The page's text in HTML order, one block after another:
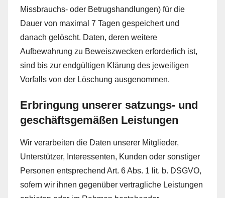
Missbrauchs- oder Betrugshandlungen) für die
Dauer von maximal 7 Tagen gespeichert und
danach gelöscht. Daten, deren weitere
Aufbewahrung zu Beweiszwecken erforderlich ist,
sind bis zur endgültigen Klärung des jeweiligen
Vorfalls von der Löschung ausgenommen.
Erbringung unserer satzungs- und
geschäftsgemäßen Leistungen
Wir verarbeiten die Daten unserer Mitglieder,
Unterstützer, Interessenten, Kunden oder sonstiger
Personen entsprechend Art. 6 Abs. 1 lit. b. DSGVO,
sofern wir ihnen gegenüber vertragliche Leistungen